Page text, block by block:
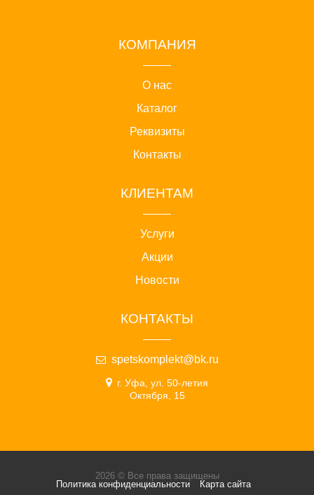
КОМПАНИЯ
О нас
Каталог
Реквизиты
Контакты
КЛИЕНТАМ
Услуги
Акции
Новости
КОНТАКТЫ
spetskomplekt@bk.ru
г. Уфа, ул. 50-летия
Октября, 15
2026 © Все права защищены
Политика конфиденциальности
Карта сайта